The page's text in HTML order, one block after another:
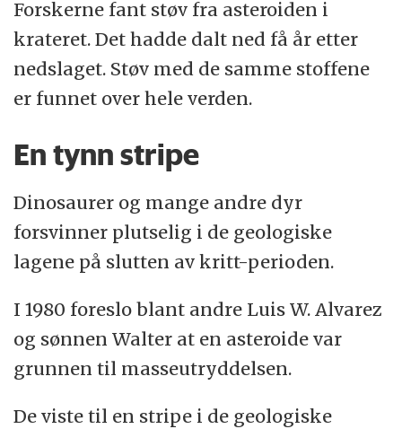
Forskerne fant støv fra asteroiden i
krateret. Det hadde dalt ned få år etter
nedslaget. Støv med de samme stoffene
er funnet over hele verden.
En tynn stripe
Dinosaurer og mange andre dyr
forsvinner plutselig i de geologiske
lagene på slutten av kritt-perioden.
I 1980 foreslo blant andre Luis W. Alvarez
og sønnen Walter at en asteroide var
grunnen til masseutryddelsen.
De viste til en stripe i de geologiske